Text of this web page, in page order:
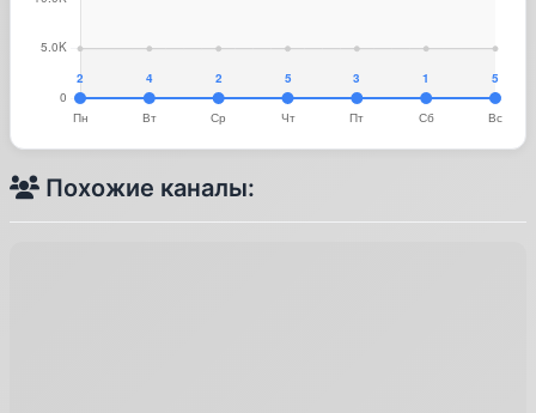
Похожие каналы: